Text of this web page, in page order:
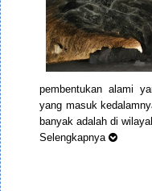
pembentukan alami
yang masuk
banyak adalah di
Selengkapnya